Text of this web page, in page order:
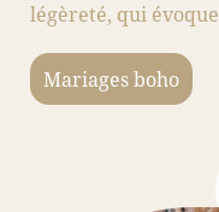
légèreté, qui
Mariages boho